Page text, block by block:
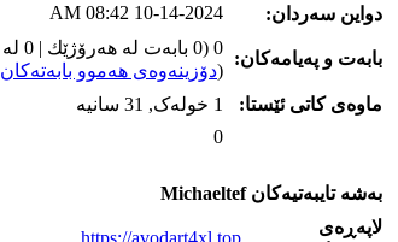
دواین سه‌ردان:
10-14-2024 08:42 AM
بابه‌ت و په‌یامه‌کان:
0 (0 بابه‌ت له‌ هه‌رۆژێك | 0 له‌ هه‌موو بابه‌ته‌كان)
(دۆزینه‌وه‌ی هه‌موو بابه‌ته‌کان
ماوه‌ی كاتی ئێستا:
1 خوله‌ک, 31 سانیه‌
0
به‌شه‌ تایبه‌تیه‌کان Michaeltef
لاپه‌ڕه‌ی
https://avodart4xl.top